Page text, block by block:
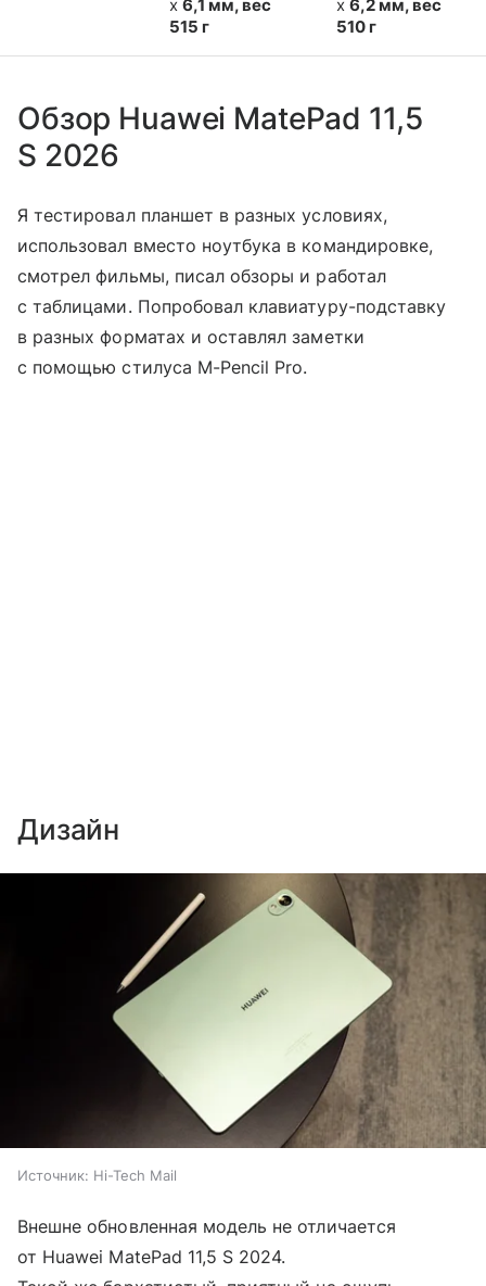
x 6,1 мм, вес
515 г
x 6,2 мм, вес
510 г
Обзор Huawei MatePad 11,5
S 2026
Я тестировал планшет в разных условиях,
использовал вместо ноутбука в командировке,
смотрел фильмы, писал обзоры и работал
с таблицами. Попробовал клавиатуру-подставку
в разных форматах и оставлял заметки
с помощью стилуса M-Pencil Pro.
Дизайн
Источник: Hi-Tech Mail
Внешне обновленная модель не отличается
от Huawei MatePad 11,5 S 2024.